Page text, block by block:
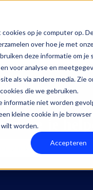
op je computer op.
over hoe je met
deze informatie om
voor analyse en
als via andere media. Zie
die we gebruiken.
informatie niet worden
kleine cookie in je
worden.
Accepteren
tonen voor
Diensten
we je